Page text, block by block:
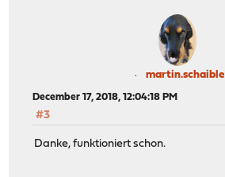
martin.schaible
December 17, 2018, 12:04:18 PM
#3
Danke, funktioniert schon.